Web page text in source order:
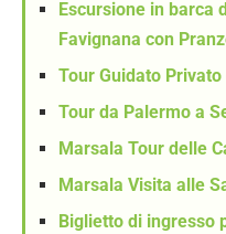
Escursione in barca
Favignana con
Tour Guidato Privato
Tour da Palermo a
Marsala Tour delle
Marsala Visita alle
Biglietto di ingresso